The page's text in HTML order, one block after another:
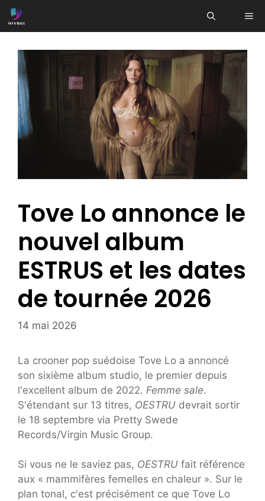
Aller
au
Tove Lo annonce le
nouvel album
ESTRUS et les dates
de tournée 2026
14 mai 2026
La crooner pop suédoise Tove Lo a annoncé
son sixième album studio, le premier depuis
l'excellent album de 2022. Femme sale.
S'étendant sur 13 titres, OESTRU devrait sortir
le 18 septembre via Pretty Swede
Records/Virgin Music Group.
Si vous ne le saviez pas, OESTRU fait référence
aux « mammifères femelles en chaleur ». Sur le
plan tonal, c'est précisément ce que Tove Lo